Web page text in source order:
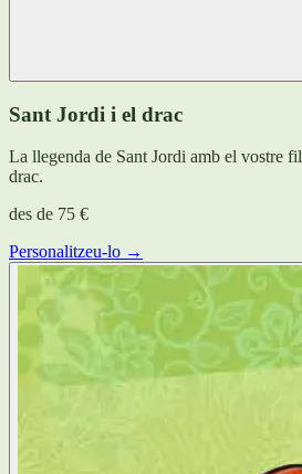
Sant Jordi i el drac
La llegenda de Sant Jordi amb el vostre
drac.
des de 75 €
Personalitzeu-lo →